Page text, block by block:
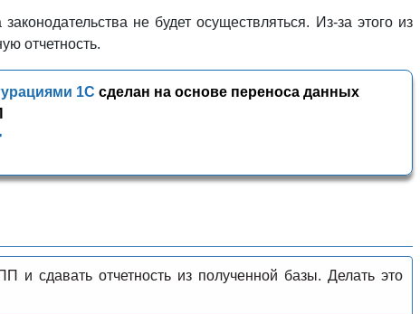
не будет осуществляться. Из-за этого из
отчетность.
1С сделан на основе переноса данных
и сдавать отчетность из полученной базы. Делать это